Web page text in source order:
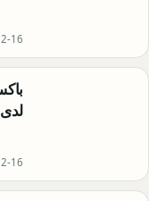
16
16